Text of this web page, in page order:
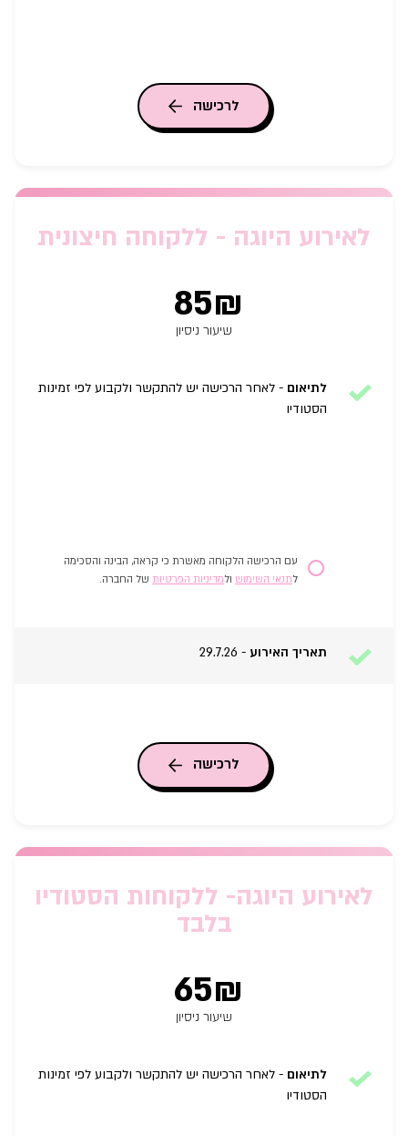
לרכישה
לאירוע היוגה - ללקוחה חיצונית
85₪
שיעור ניסיון
לתיאום - לאחר הרכישה יש להתקשר ולקבוע לפי זמינות
הסטודיו
עם הרכישה הלקוחה מאשרת כי קראה, הבינה והסכימה
לתנאי השימוש ולמדיניות הפרטיות של החברה.
תאריך האירוע -
29.7.26
לרכישה
לאירוע היוגה- ללקוחות הסטודיו
בלבד
65₪
שיעור ניסיון
לתיאום - לאחר הרכישה יש להתקשר ולקבוע לפי זמינות
הסטודיו